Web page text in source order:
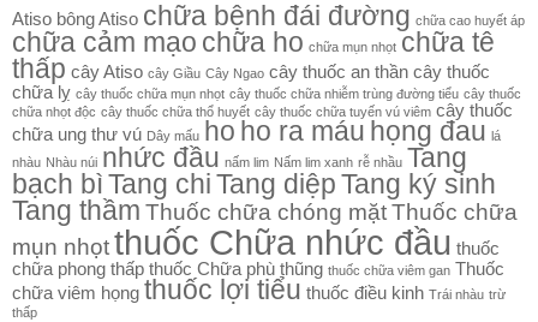
Atiso bông Atiso chữa bệnh đái đường chữa cao huyết áp
chữa cảm mạo chữa ho chữa mụn nhọt chữa tê
thấp cây Atiso cây Giầu Cây Ngao cây thuốc an thần cây thuốc
chữa lỵ cây thuốc chữa mụn nhọt cây thuốc chữa nhiễm trùng đường tiểu cây thuốc
chữa nhọt độc cây thuốc chữa thổ huyết cây thuốc chữa tuyến vú viêm cây thuốc
chữa ung thư vú Dây mấu ho ho ra máu họng đau lá
nhàu Nhàu núi nhức đầu nấm lim Nấm lim xanh rễ nhầu Tang
bạch bì Tang chi Tang diệp Tang ký sinh
Tang thầm Thuốc chữa chóng mặtThuốc chữa
mụn nhọtthuốc Chữa nhức đầu thuốc
chữa phong thấp thuốc Chữa phù thũng thuốc chữa viêm gan Thuốc
chữa viêm họng thuốc lợi tiểu thuốc điều kinh Trái nhàu trừ
thấp